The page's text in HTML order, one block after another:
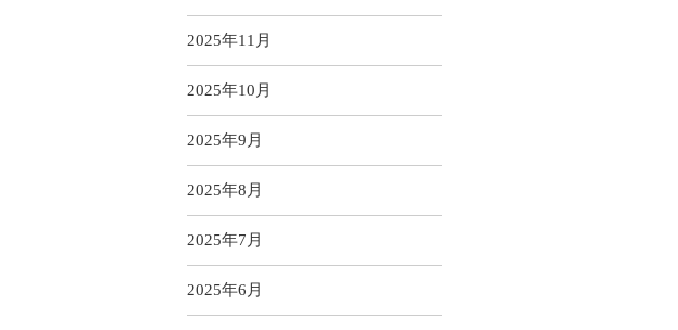
2025年11月
2025年10月
2025年9月
2025年8月
2025年7月
2025年6月